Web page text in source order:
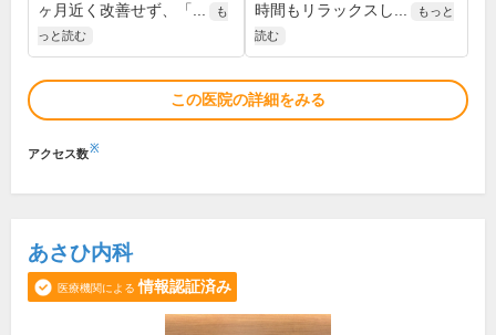
ヶ月近く改善せず、「...
も
っと読む
時間もリラックスし...
もっと
読む
この医院の詳細をみる
アクセス数※
あさひ内科
医療機関による 情報認証済み